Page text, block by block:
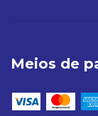
Meios de